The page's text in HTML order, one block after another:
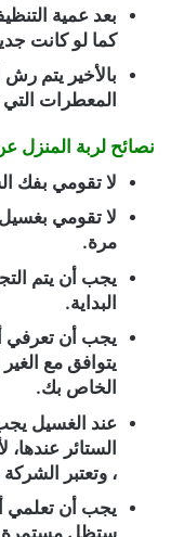
بعد عمية
كما لو كانت
بالأخير يتم
المعطرات
نصائح لربة المنزل
لا تقومي بفك
لا تقومي
مرة.
يجب أن يتم
البداية.
يجب أن تعرفي
يتوافق مع
الخاص بك.
عند الغسيل
الستائر
، وتعتبر
يجب أن تعلمي
ستظل مستمرة